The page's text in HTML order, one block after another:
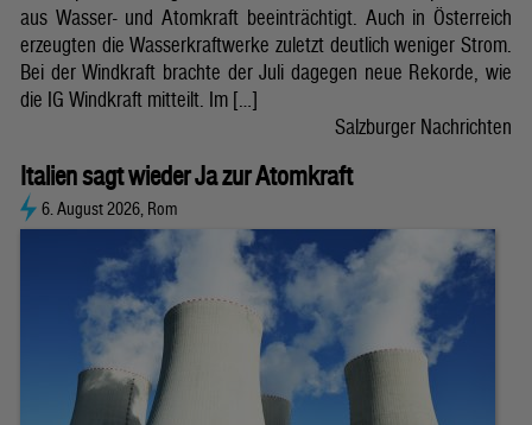
aus Wasser- und Atomkraft beeinträchtigt. Auch in Österreich
erzeugten die Wasserkraftwerke zuletzt deutlich weniger Strom.
Bei der Windkraft brachte der Juli dagegen neue Rekorde, wie
die IG Windkraft mitteilt. Im […]
Salzburger Nachrichten
Italien sagt wieder Ja zur Atomkraft
6. August 2026, Rom